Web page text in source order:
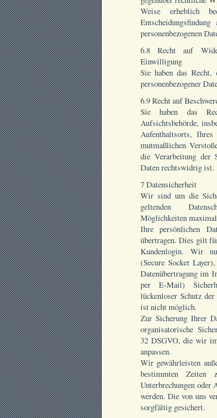
Weise erheblich
personenbezogenen
6.8 Recht auf
Einwilligung
Sie haben das
personenbezogener
6.9 Recht auf
Sie haben das
Aufsichtsbehörde,
Aufenthaltsorts,
mutmaßlichen
die Verarbeitung der
Daten rechtswidrig ist.
7 Datensicherheit
Wir sind um die
geltenden
Möglichkeiten
Ihre persönlichen
übertragen. Dies gilt
Kundenlogin. Wir
(Secure Socket
Datenübertragung im
per E-Mail)
lückenloser Schutz
ist nicht möglich.
Zur Sicherung Ihrer
organisatorische
32 DSGVO, die wir
anpassen.
Wir gewährleisten
bestimmten Zeiten
Unterbrechungen oder
werden. Die von uns
sorgfältig gesichert.